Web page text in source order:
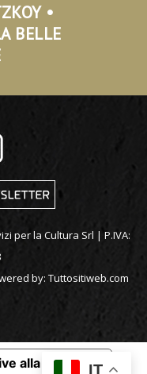
•
BELLE
per la Cultura Srl | P.IVA:
by: Tuttositiweb.com
IT
alla privacy